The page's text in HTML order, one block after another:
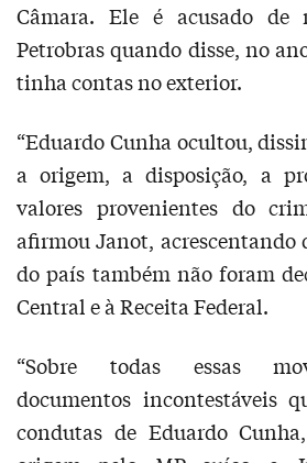
Câmara. Ele é acusado
Petrobras quando disse, no
tinha contas no exterior.
“Eduardo Cunha ocultou,
a origem, a disposição, a
valores provenientes do
afirmou Janot, acrescentando
do país também não foram
Central e à Receita Federal.
“Sobre todas essas
documentos incontestáveis
condutas de Eduardo